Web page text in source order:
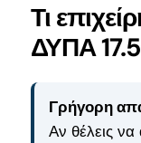
Τι
ΔΥΠΑ
Γρήγορη
Αν θέλεις